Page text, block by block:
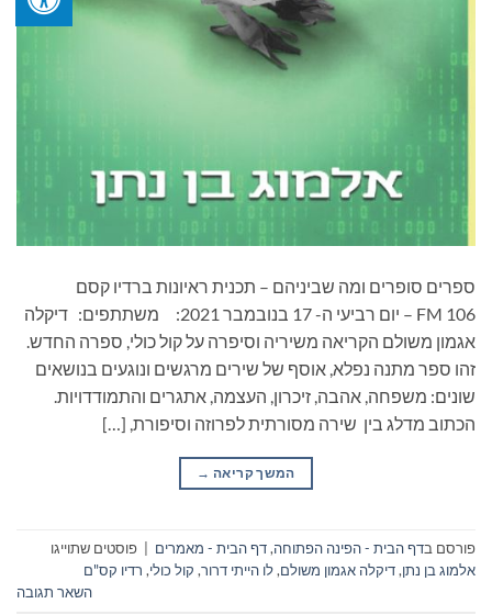
ספרים סופרים ומה שביניהם – תכנית ראיונות ברדיו קסם
106 FM – יום רביעי ה- 17 בנובמבר 2021: משתתפים: דיקלה
אגמון משולם הקריאה משיריה וסיפרה על קול כולי, ספרה החדש.
זהו ספר מתנה נפלא, אוסף של שירים מרגשים ונוגעים בנושאים
שונים: משפחה, אהבה, זיכרון, העצמה, אתגרים והתמודדויות.
הכתוב מדלג בין שירה מסורתית לפרוזה וסיפורת, […]
המשך קריאה →
פורסם בדף הבית - הפינה הפתוחה,דף הבית - מאמרים
פוסטים שתוייגו
אלמוג בן נתן,דיקלה אגמון משולם,לו הייתי דרור, קול כולי, רדיו קס"ם
השאר תגובה